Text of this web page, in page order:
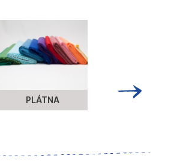
PLÁTNA